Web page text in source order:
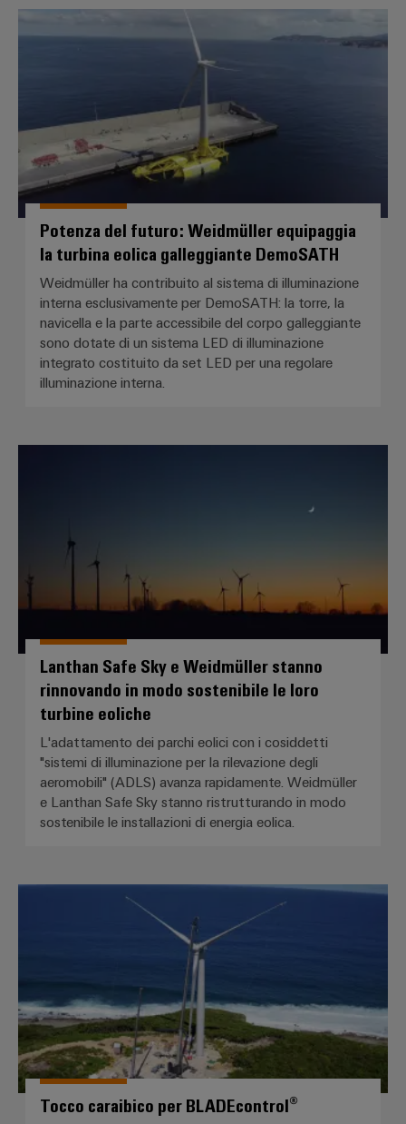
Potenza del futuro: Weidmüller equipaggia
la turbina eolica galleggiante DemoSATH
Weidmüller ha contribuito al sistema di illuminazione
interna esclusivamente per DemoSATH: la torre, la
navicella e la parte accessibile del corpo galleggiante
sono dotate di un sistema LED di illuminazione
integrato costituito da set LED per una regolare
illuminazione interna.
Lanthan Safe Sky e Weidmüller stanno
rinnovando in modo sostenibile le loro
turbine eoliche
L'adattamento dei parchi eolici con i cosiddetti
"sistemi di illuminazione per la rilevazione degli
aeromobili" (ADLS) avanza rapidamente. Weidmüller
e Lanthan Safe Sky stanno ristrutturando in modo
sostenibile le installazioni di energia eolica.
Tocco caraibico per
Tocco caraibico per BLADEcontrol®